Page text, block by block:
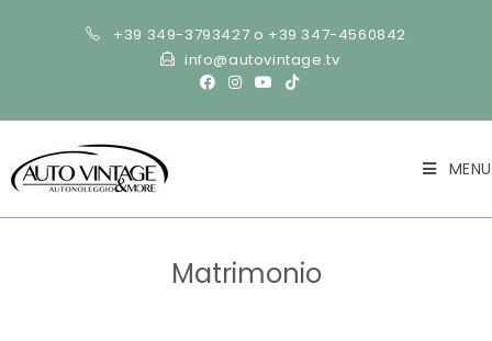
+39 349-3793427 o +39 347-4560842
info@autovintage.tv
MENU
Matrimonio